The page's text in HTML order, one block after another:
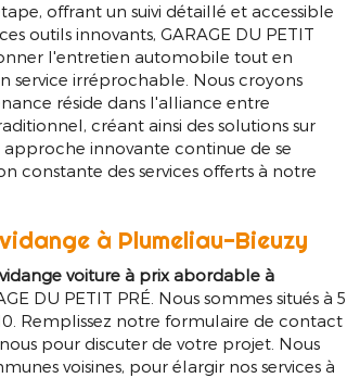
offrant un suivi détaillé et accessible
outils innovants, GARAGE DU PETIT
l'entretien automobile tout en
service irréprochable. Nous croyons
réside dans l'alliance entre
créant ainsi des solutions sur
innovante continue de se
constante des services offerts à notre
à Plumeliau-Bieuzy
vidange voiture à prix abordable à
DU PETIT PRÉ. Nous sommes situés à 5
Remplissez notre formulaire de contact
pour discuter de votre projet. Nous
voisines, pour élargir nos services à